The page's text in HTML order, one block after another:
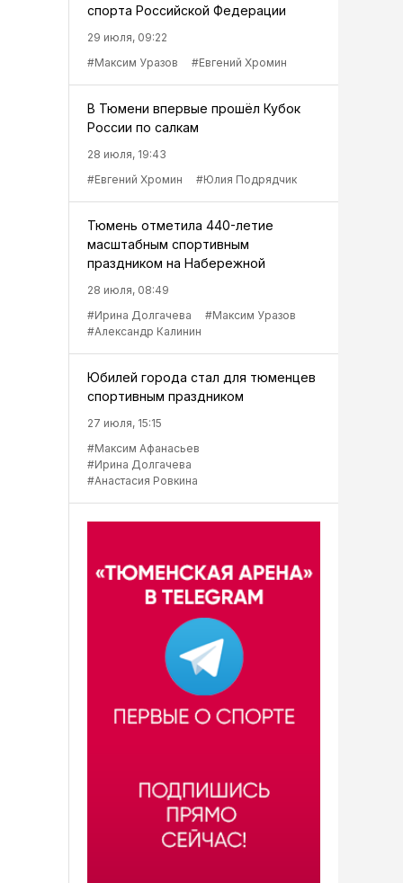
спорта Российской Федерации
29 июля, 09:22
#Максим Уразов
#Евгений Хромин
В Тюмени впервые прошёл Кубок
России по салкам
28 июля, 19:43
#Евгений Хромин
#Юлия Подрядчик
Тюмень отметила 440-летие
масштабным спортивным
праздником на Набережной
28 июля, 08:49
#Ирина Долгачева
#Максим Уразов
#Александр Калинин
Юбилей города стал для тюменцев
спортивным праздником
27 июля, 15:15
#Максим Афанасьев
#Ирина Долгачева
#Анастасия Ровкина